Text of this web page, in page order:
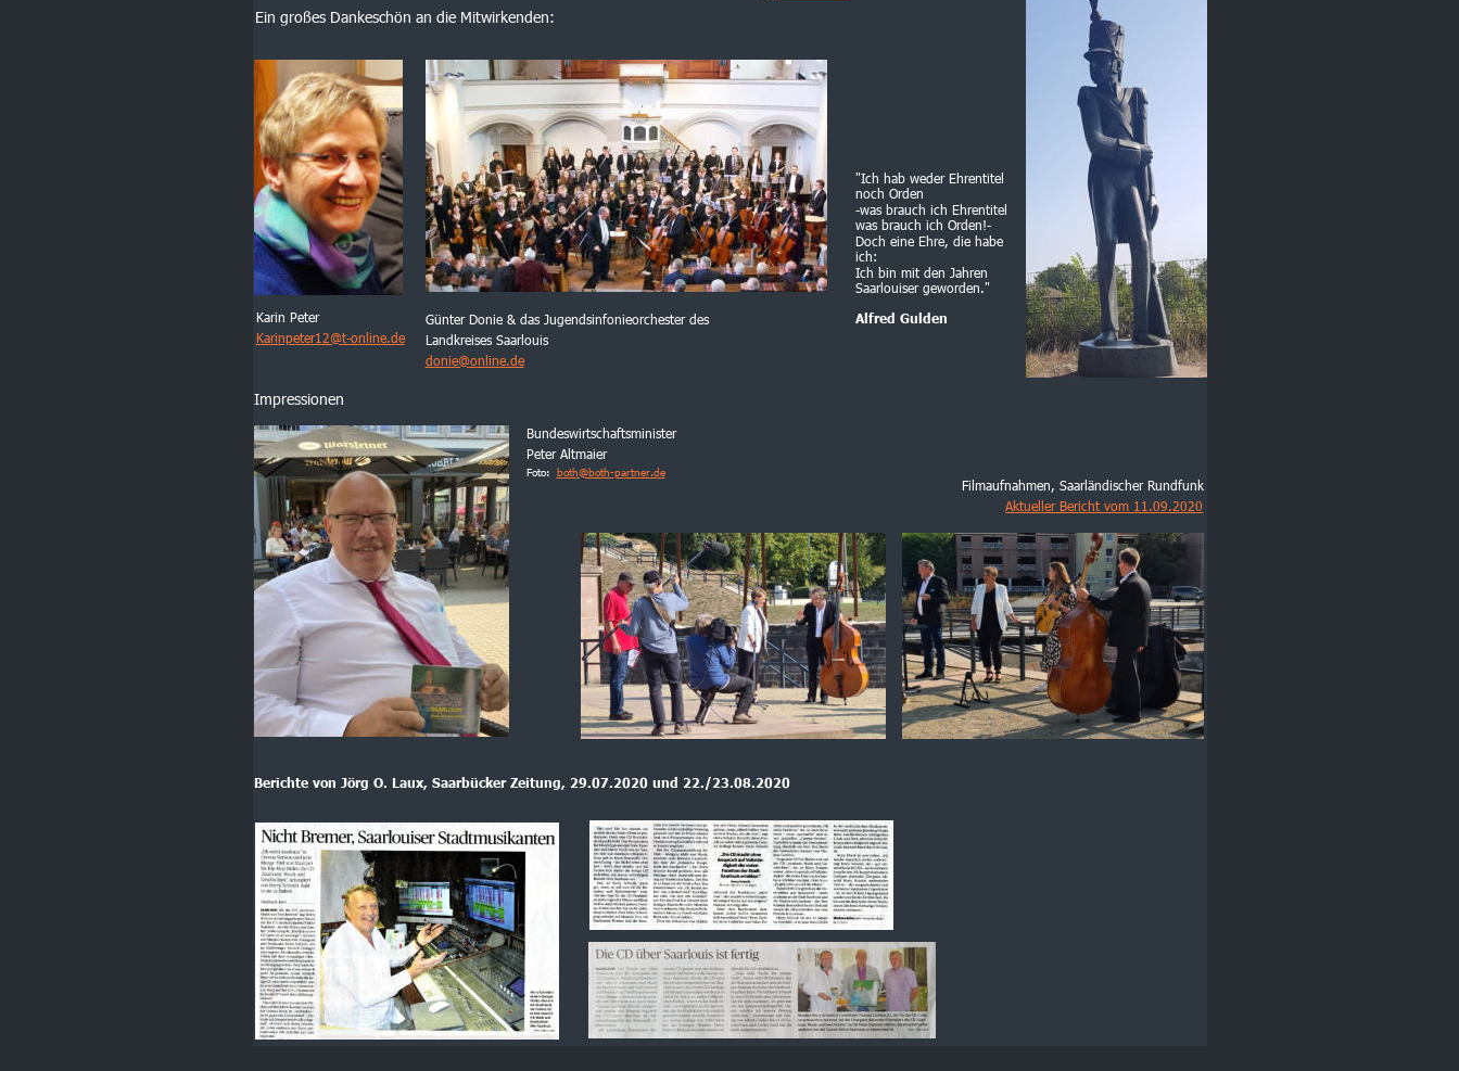
Berichte von Jörg O. Laux, Saarbücker Zeitung, 29.07.2020 und 22./23.08.2020
Ein großes Dankeschön an die Mitwirkenden:
Karin Peter
Karinpeter12@t-online.de
Günter Donie & das Jugendsinfonieorchester des
Landkreises Saarlouis
donie@online.de
"Ich hab weder Ehrentitel
noch Orden
-was brauch ich Ehrentitel
was brauch ich Orden!-
Doch eine Ehre, die habe
ich:
Ich bin mit den Jahren
Saarlouiser geworden."
Alfred Gulden
Impressionen
Bundeswirtschaftsminister
Peter Altmaier
Foto: both@both-partner.de
Filmaufnahmen, Saarländischer Rundfunk
Aktueller Bericht vom 11.09.2020